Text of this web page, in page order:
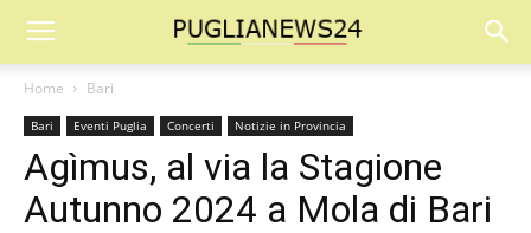
Home Bari
Bari Eventi Puglia Concerti Notizie in Provincia
Agìmus, al via la Stagione
Autunno 2024 a Mola di Bari